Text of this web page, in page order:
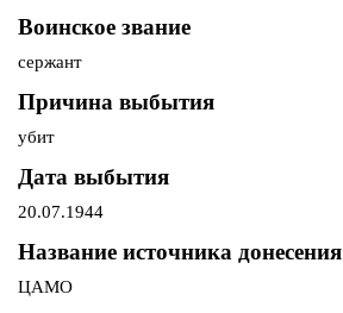
Воинское звание
сержант
Причина выбытия
убит
Дата выбытия
20.07.1944
Название источника донесения
ЦАМО